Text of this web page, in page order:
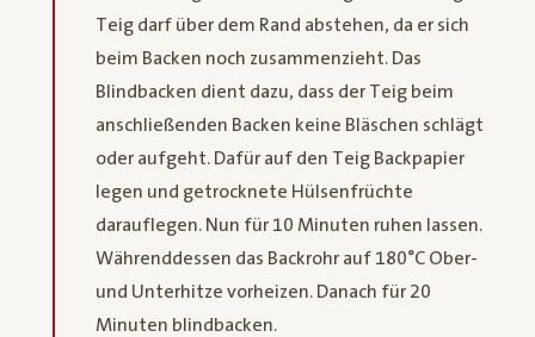
Teig darf über dem Rand abstehen, da er sich
beim Backen noch zusammenzieht. Das
Blindbacken dient dazu, dass der Teig beim
anschließenden Backen keine Bläschen schlägt
oder aufgeht. Dafür auf den Teig Backpapier
legen und getrocknete Hülsenfrüchte
darauflegen. Nun für 10 Minuten ruhen lassen.
Währenddessen das Backrohr auf 180°C Ober-
und Unterhitze vorheizen. Danach für 20
Minuten blindbacken.